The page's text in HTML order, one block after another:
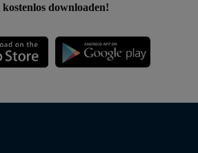
kostenlos downloaden!